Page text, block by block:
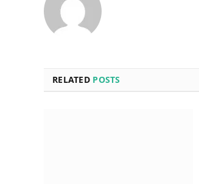
RELATED POSTS